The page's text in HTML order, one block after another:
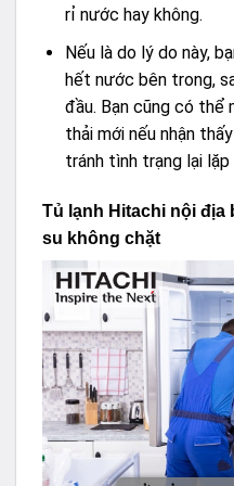
rỉ nước hay không.
Nếu là do lý do này,
hết nước bên trong,
đầu. Bạn cũng có thể
thải mới nếu nhận
tránh tình trạng lại lặp
Tủ lạnh Hitachi nội địa
su không chặt